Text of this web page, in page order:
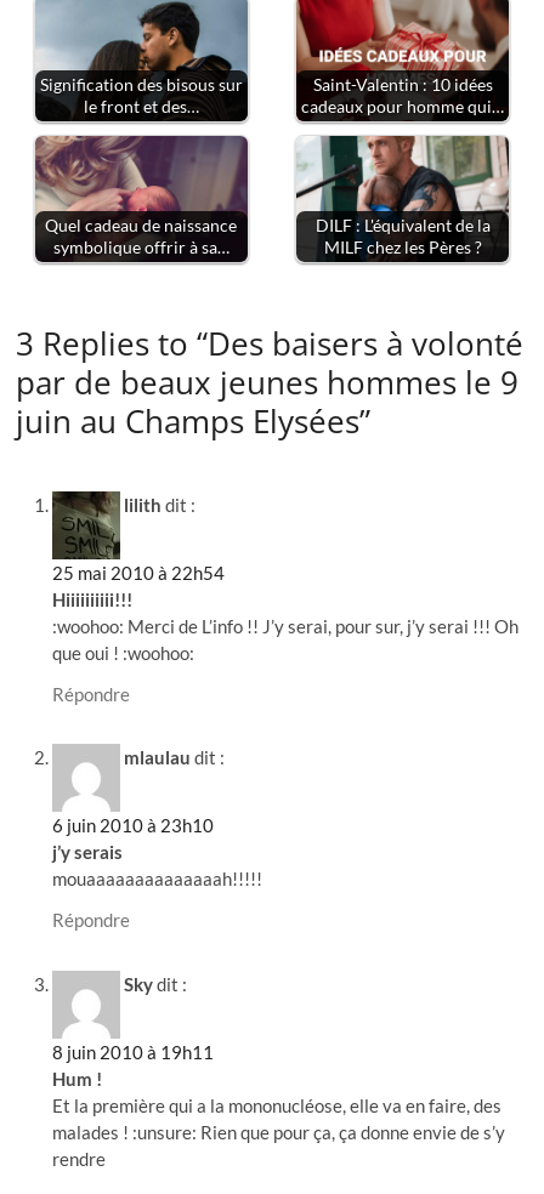
Signification des bisous sur
le front et des…
Saint-Valentin : 10 idées
cadeaux pour homme qui…
Quel cadeau de naissance
symbolique offrir à sa…
DILF : L'équivalent de la
MILF chez les Pères ?
3 Replies to “Des baisers à volonté
par de beaux jeunes hommes le 9
juin au Champs Elysées”
lilith dit :
25 mai 2010 à 22h54
Hiiiiiiiiii!!!
:woohoo: Merci de L’info !! J’y serai, pour sur, j’y serai !!! Oh
que oui ! :woohoo:
Répondre
mlaulau dit :
6 juin 2010 à 23h10
j’y serais
mouaaaaaaaaaaaaaah!!!!!
Répondre
Skydit :
8 juin 2010 à 19h11
Hum !
Et la première qui a la mononucléose, elle va en faire, des
malades ! :unsure: Rien que pour ça, ça donne envie de s’y
rendre